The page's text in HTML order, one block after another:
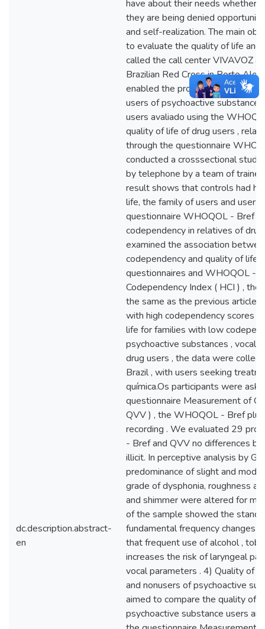
dc.description.abstract-
en
have about their needs whether
they are being denied
and self-realization. The main
to evaluate the quality of life and
called the call center VIVAVOZ
Brazilian Red Cross in Porto
enabled the production of 6
users of psychoactive
users avaliado using the
quality of life of drug users ,
through the questionnaire
conducted a crosssectional
by telephone by a team of
result shows that controls had
life, the family of users and users
questionnaire WHOQOL - Bref .
codependency in relatives of
examined the association
codependency and quality of life
questionnaires and WHOQOL -
Codependency Index ( HCI ) ,
the same as the previous article .
with high codependency scores
life for families with low
psychoactive substances , vocal
drug users , the data were
Brazil , with users seeking
química.Os participants were
questionnaire Measurement of
QVV ) , the WHOQOL - Bref
recording . We evaluated 29
- Bref and QVV no differences
illicit. In perceptive analysis by
predominance of slight and
grade of dysphonia, roughness
and shimmer were altered for
of the sample showed the
fundamental frequency changes
that frequent use of alcohol ,
increases the risk of laryngeal
vocal parameters . 4) Quality of
and nonusers of psychoactive
aimed to compare the quality of
psychoactive substance users